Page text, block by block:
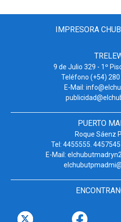
IMPRESORA
9 de Julio 329 - 1º
Teléfono (+54)
E-Mail:
PUERTO
Roque Sáenz
Tel: 4455555.
E-Mail: